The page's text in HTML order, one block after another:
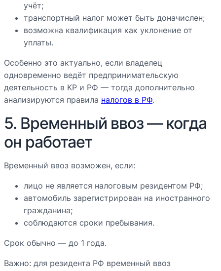
учёт;
транспортный налог может быть доначислен;
возможна квалификация как уклонение от
уплаты.
Особенно это актуально, если владелец
одновременно ведёт предпринимательскую
деятельность в КР и РФ — тогда дополнительно
анализируются правила налогов в РФ.
5. Временный ввоз — когда
он работает
Временный ввоз возможен, если:
лицо не является налоговым резидентом РФ;
автомобиль зарегистрирован на иностранного
гражданина;
соблюдаются сроки пребывания.
Срок обычно — до 1 года.
Важно: для резидента РФ временный ввоз